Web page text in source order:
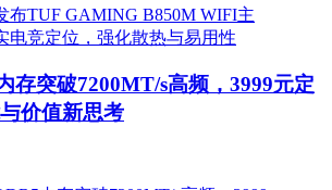
存突破7200MT/s高频，3999元定
价值新思考